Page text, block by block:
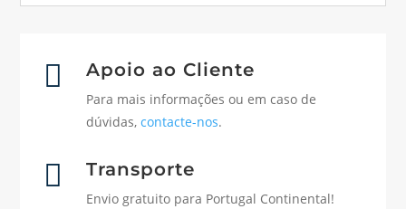
 Apoio ao Cliente
Para mais informações ou em caso de
dúvidas, contacte-nos.
 Transporte
Envio gratuito para Portugal Continental!